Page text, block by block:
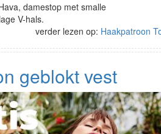
damestop met smalle
V-hals.
verder lezen op: Haakpatroon
geblokt vest